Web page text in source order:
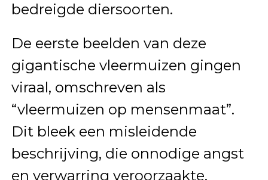
bedreigde diersoorten.
De eerste beelden van deze
gigantische vleermuizen gingen
viraal, omschreven als
“vleermuizen op mensenmaat”.
Dit bleek een misleidende
beschrijving, die onnodige angst
en verwarring veroorzaakte.